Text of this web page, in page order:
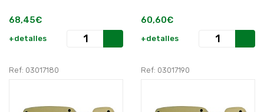
68,45€
+detalles
60,60€
+detalles
Ref: 03017180 Ref: 03017190